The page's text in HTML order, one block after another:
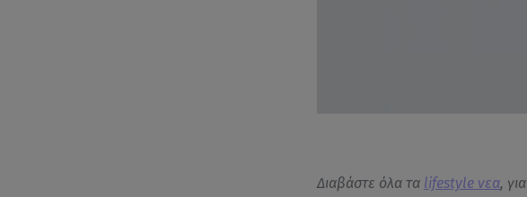
Διαβάστε όλα τα lifestyle νεα, για